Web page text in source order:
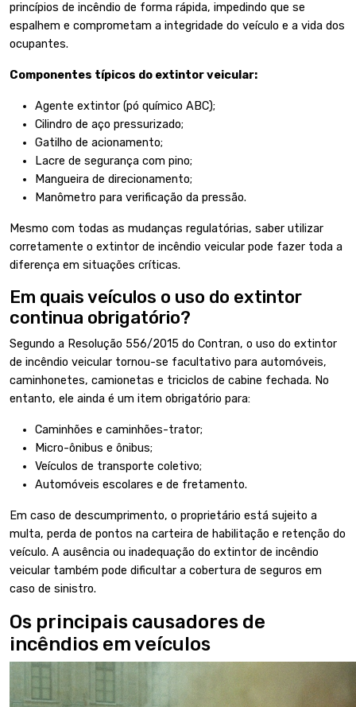
princípios de incêndio de forma rápida, impedindo que se
espalhem e comprometam a integridade do veículo e a vida dos
ocupantes.
Componentes típicos do extintor veicular:
Agente extintor (pó químico ABC);
Cilindro de aço pressurizado;
Gatilho de acionamento;
Lacre de segurança com pino;
Mangueira de direcionamento;
Manômetro para verificação da pressão.
Mesmo com todas as mudanças regulatórias, saber utilizar
corretamente o extintor de incêndio veicular pode fazer toda a
diferença em situações críticas.
Em quais veículos o uso do extintor
continua obrigatório?
Segundo a Resolução 556/2015 do Contran, o uso do extintor
de incêndio veicular tornou-se facultativo para automóveis,
caminhonetes, camionetas e triciclos de cabine fechada. No
entanto, ele ainda é um item obrigatório para:
Caminhões e caminhões-trator;
Micro-ônibus e ônibus;
Veículos de transporte coletivo;
Automóveis escolares e de fretamento.
Em caso de descumprimento, o proprietário está sujeito a
multa, perda de pontos na carteira de habilitação e retenção do
veículo. A ausência ou inadequação do extintor de incêndio
veicular também pode dificultar a cobertura de seguros em
caso de sinistro.
Os principais causadores de
incêndios em veículos